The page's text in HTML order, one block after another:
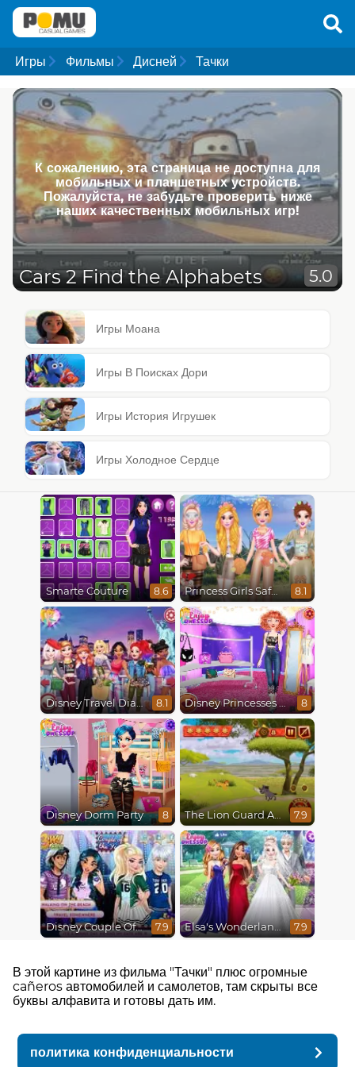
Игры Фильмы Дисней Тачки
К сожалению, эта страница не доступна для
мобильных и планшетных устройств.
Пожалуйста, не забудьте проверить ниже
наших качественных мобильных игр!
Cars 2 Find the Alphabets 5.0
Игры Моана
Игры В Поисках Дори
Игры История Игрушек
Игры Холодное Сердце
Smarte Couture 8.6 Princess Girls Safari Trip 8.1
Disney Travel Diaries: City Break 8.1 Disney Princesses Runway Show 8
Disney Dorm Party 8 The Lion Guard Assemble 7.9
Disney Couple Of The Year 7.9 Elsa's Wonderland Wedding 7.9
В этой картине из фильма "Тачки" плюс огромные
cañeros автомобилей и самолетов, там скрыты все
буквы алфавита и готовы дать им.
политика конфиденциальности